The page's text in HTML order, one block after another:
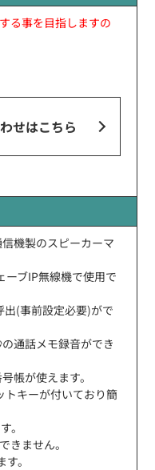
る事を目指しますの
せはこちら
機製のスピーカーマ
ーブIP無線機で使用で
出(事前設定必要)がで
通話メモ録音ができ
帳が使えます。
トキーが付いており簡
。
きません。
。